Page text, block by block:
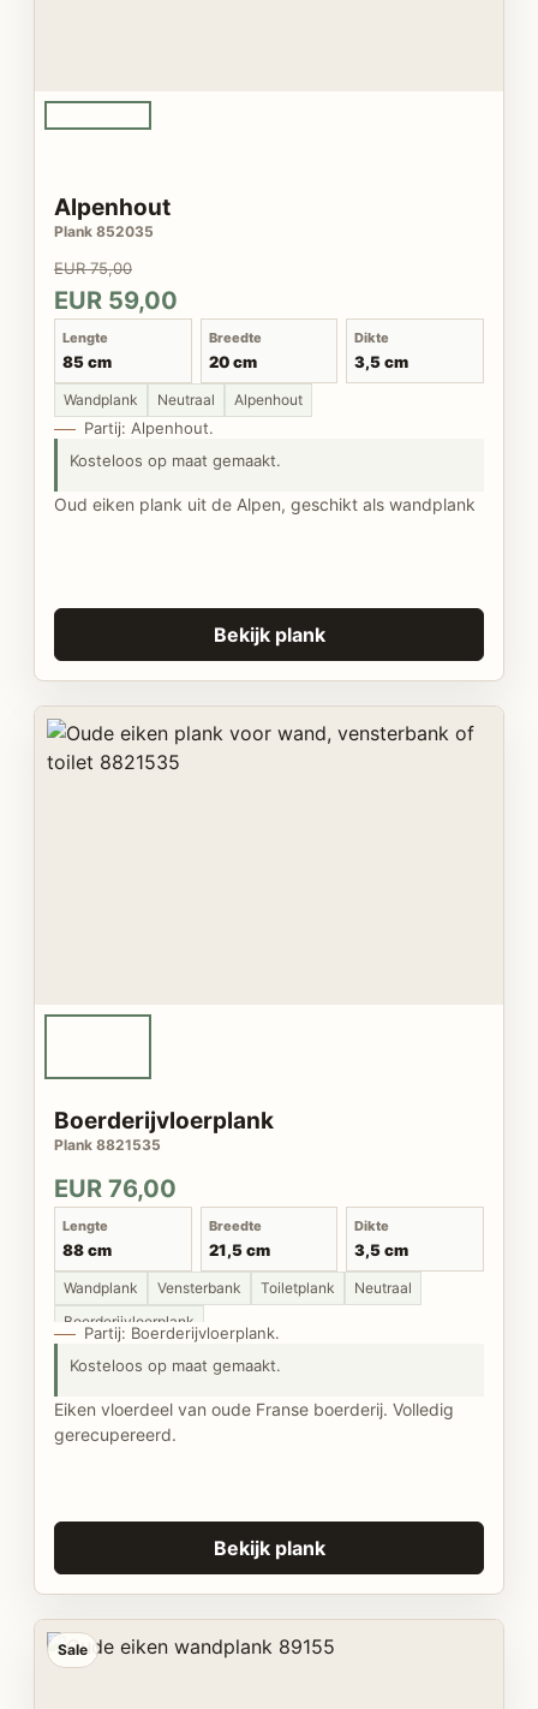
Alpenhout
Plank 852035
EUR 75,00
EUR 59,00
Lengte
85 cm
Breedte
20 cm
Dikte
3,5 cm
Wandplank Neutraal Alpenhout
Partij: Alpenhout.
Kosteloos op maat gemaakt.
Oud eiken plank uit de Alpen, geschikt als wandplank
Bekijk plank
Boerderijvloerplank
Plank 8821535
EUR 76,00
Lengte
88 cm
Breedte
21,5 cm
Dikte
3,5 cm
Wandplank Vensterbank Toiletplank
Neutraal
Boerderijvloerplank
Partij: Boerderijvloerplank.
Kosteloos op maat gemaakt.
Eiken vloerdeel van oude Franse boerderij. Volledig
gerecupereerd.
Bekijk plank
Sale